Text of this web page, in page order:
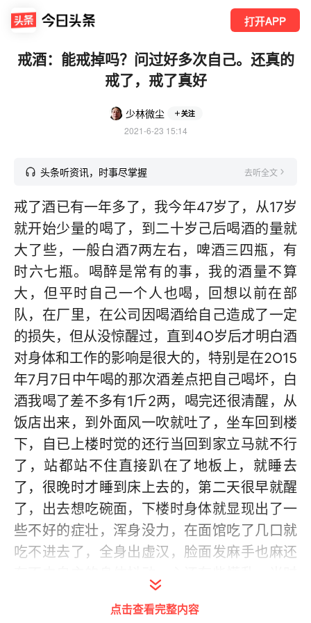
打开APP
戒酒：能戒掉吗？问过好多次自己。还真的
戒了，戒了真好
少林微尘 关注
2021-6-23 15:14
头条听资讯，时事尽掌握 去听全文
戒了酒已有一年多了，我今年47岁了，从17岁
就开始少量的喝了，到二十岁己后喝酒的量就
大了些，一般白酒7两左右，啤酒三四瓶，有
时六七瓶。喝醉是常有的事，我的酒量不算
大，但平时自己一个人也喝，回想以前在部
队，在厂里，在公司因喝酒给自己造成了一定
的损失，但从没惊醒过，直到4O岁后才明白酒
对身体和工作的影响是很大的，特别是在2O15
年7月7日中午喝的那次酒差点把自己喝坏，白
酒我喝了差不多有1斤2两，喝完还很清醒，从
饭店出来，到外面风一吹就吐了，坐车回到楼
下，自已上楼时觉的还行当回到家立马就不行
了，站都站不住直接趴在了地板上，就睡去
了，很晚时才睡到床上去的，第二天很早就醒
了，出去想吃碗面，下楼时身体就显现出了一
些不好的症壮，浑身没力，在面馆吃了几口就
吃不进去了，全身出虚汉，脸面发麻手也麻还
我心里想是要出事了，首先我想到以前在部队
时被大雨把我们连好多人都淋湿了，当时在山
点击查看完整内容